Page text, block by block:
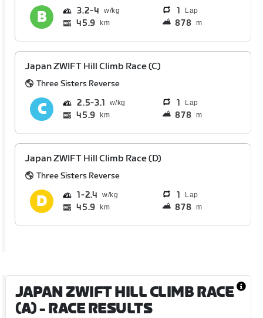
3.2 4 1 Lap
45.9 km 878 m
Japan ZWIFT Hill Climb Race (C)
Three Sisters Reverse
2.5 3.1 1 Lap
45.9 km 878 m
Japan ZWIFT Hill Climb Race (D)
Three Sisters Reverse
1 2.4 1 Lap
45.9 km 878 m
JAPAN ZWIFT HILL CLIMB RACE
(A)- RACE RESULTS